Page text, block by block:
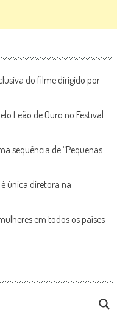
do filme dirigido por
Leão de Ouro no Festival
sequência de “Pequenas
única diretora na
em todos os países